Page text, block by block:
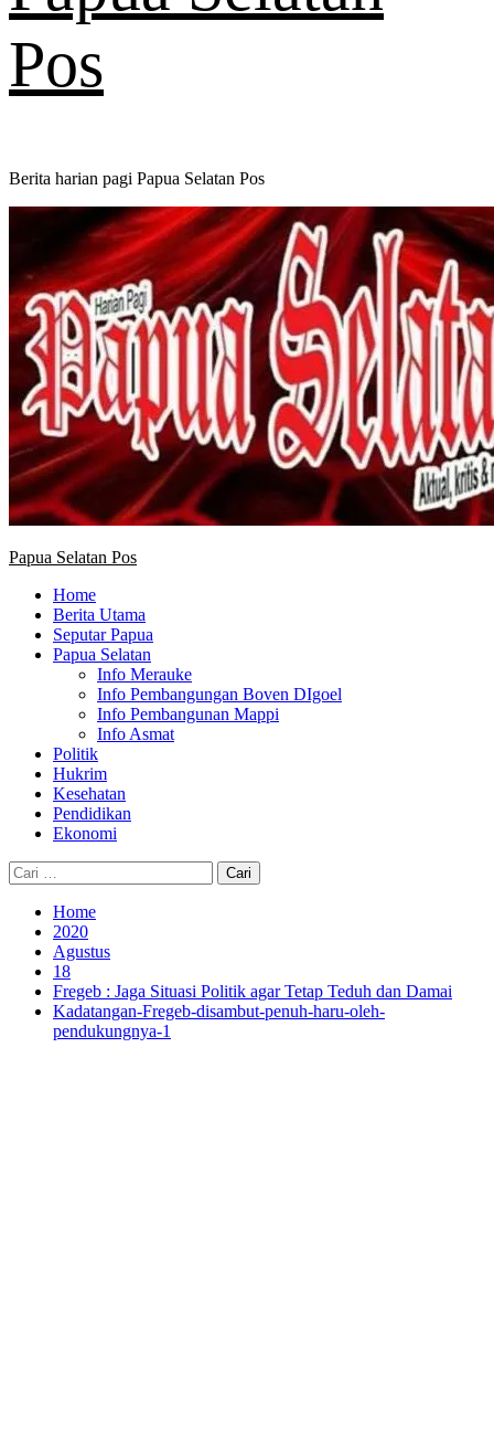
Pos
Berita harian pagi Papua Selatan Pos
Primary
Papua Selatan Pos
Home
Berita Utama
Seputar Papua
Papua Selatan
Info Merauke
Info Pembangungan Boven DIgoel
Info Pembangunan Mappi
Info Asmat
Politik
Hukrim
Kesehatan
Pendidikan
Ekonomi
Cari
untuk:
Home
2020
Agustus
18
Fregeb : Jaga Situasi Politik agar Tetap Teduh dan Damai
Kadatangan-Fregeb-disambut-penuh-haru-oleh-
pendukungnya-1